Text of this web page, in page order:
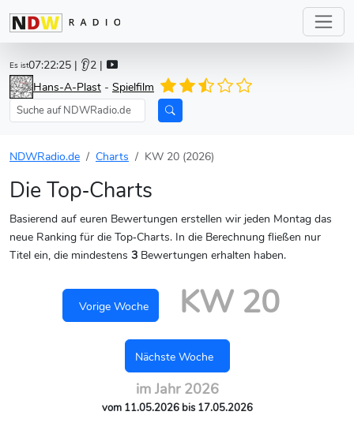
Es ist07:22:27 | 👂2 |
Hans-A-Plast - Spielfilm
NDWRadio.de Charts KW 20 (2026)
Die Top‑Charts
Basierend auf euren Bewertungen erstellen wir jeden Montag das
neue Ranking für die Top‑Charts. In die Berechnung fließen nur
Titel ein, die mindestens 3 Bewertungen erhalten haben.
Vorige Woche KW 20
Nächste Woche
im Jahr 2026
vom 11.05.2026 bis 17.05.2026